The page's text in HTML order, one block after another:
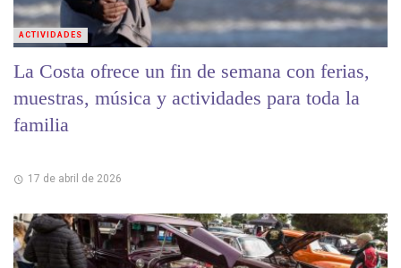
La Costa ofrece un fin de semana con ferias,
muestras, música y actividades para toda la
familia
17 de abril de 2026
ACTIVIDADES